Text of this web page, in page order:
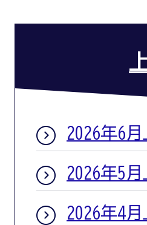
2026年6
2026年5
2026年4